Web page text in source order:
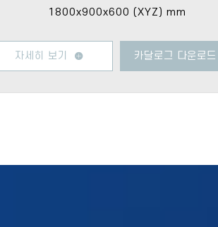
1800x900x600 (XYZ) mm
자세히 보기 카달로그 다운로드